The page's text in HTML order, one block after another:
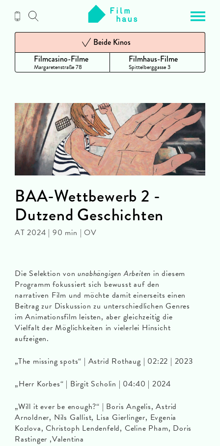
Inhalt
Filmcasino-Filme
Margaretenstraße 78
Beide Kinos
Filmhaus-Filme
Spittelberggasse 3
Die Selektion vonunabhängigen Arbeiten in diesem
Programm fokussiert sich bewusst auf den
narrativen Film und möchte damit einerseits einen
Beitrag zur Diskussion zu unterschiedlichen Genres
im Animationsfilm leisten, aber gleichzeitig die
Vielfalt der Möglichkeiten in vielerlei Hinsicht
aufzeigen.
„The missing spots“ | Astrid Rothaug | 02:22 | 2023
„Herr Korbes“ | Birgit Scholin | 04:40 | 2024
„Will it ever be enough?“ | Boris Angelis, Astrid
Arnoldner, Nils Gallist, Lisa Gierlinger, Evgenia
Kozlova, Christoph Lendenfeld, Celine Pham, Doris
Rastinger ,Valentina
BAA-Wettbewerb 2 -
Dutzend Geschichten
AT 2024 | 90 min | OV